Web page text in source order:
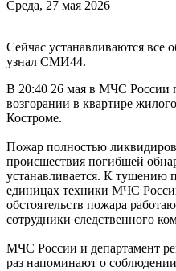
Среда, 27 мая 2026
Сейчас устанавливаются все
узнал СМИ44.
В 20:40 26 мая в МЧС России
возгорании в квартире
Костроме.
Пожар полностью
происшествия погибшей
устанавливается. К тушению
единицах техники МЧС
обстоятельств пожара
сотрудники следственного
МЧС России и департамент
раз напоминают о